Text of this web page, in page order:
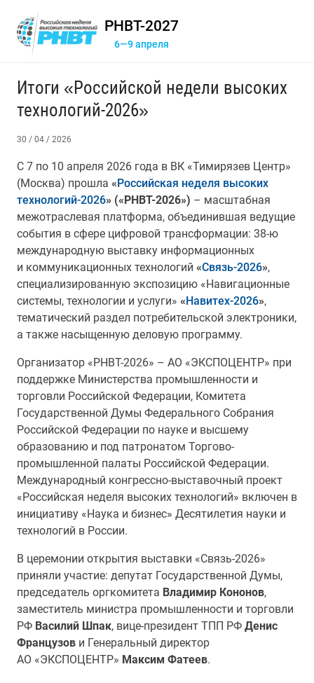
РНВТ-2027
6—9 апреля
Итоги «Российской недели высоких
технологий-2026»
30 / 04 / 2026
С 7 по 10 апреля 2026 года в ВК «Тимирязев Центр»
(Москва) прошла «Российская неделя высоких
технологий-2026» («РНВТ-2026») – масштабная
межотраслевая платформа, объединившая ведущие
события в сфере цифровой трансформации: 38-ю
международную выставку информационных
и коммуникационных технологий «Связь-2026»,
специализированную экспозицию «Навигационные
системы, технологии и услуги» «Навитех-2026»,
тематический раздел потребительской электроники,
а также насыщенную деловую программу.
Организатор «РНВТ-2026» – АО «ЭКСПОЦЕНТР» при
поддержке Министерства промышленности и
торговли Российской Федерации, Комитета
Государственной Думы Федерального Собрания
Российской Федерации по науке и высшему
образованию и под патронатом Торгово-
промышленной палаты Российской Федерации.
Международный конгрессно-выставочный проект
«Российская неделя высоких технологий» включен в
инициативу «Наука и бизнес» Десятилетия науки и
технологий в России.
В церемонии открытия выставки «Связь-2026»
приняли участие: депутат Государственной Думы,
председатель оргкомитета Владимир Кононов,
заместитель министра промышленности и торговли
РФ Василий Шпак, вице-президент ТПП РФ Денис
Французов и Генеральный директор
АО «ЭКСПОЦЕНТР» Максим Фатеев.